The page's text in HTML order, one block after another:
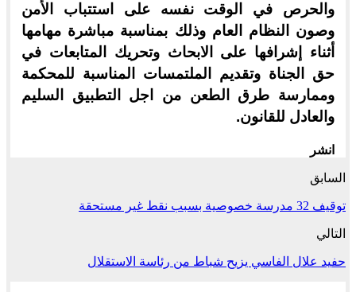
والحرص في الوقت نفسه على استتباب الأمن
وصون النظام العام وذلك بمناسبة مباشرة مهامها
أثناء إشرافها على الابحاث وتحريك المتابعات في
حق الجناة وتقديم الملتمسات المناسبة للمحكمة
وممارسة طرق الطعن من اجل التطبيق السليم
والعادل للقانون.
انشر
السابق
توقيف 32 مدرسة خصوصية بسبب نقط غير مستحقة
التالي
حفيد علال الفاسي يزيح شباط من رئاسة الاستقلال